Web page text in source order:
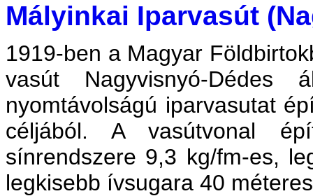
Mályinkai Iparvasút
1919-ben a Magyar
vasút Nagyvisnyó-Dédes
nyomtávolságú iparvasutat
céljából. A vasútvonal
sínrendszere 9,3 kg/fm-es,
legkisebb ívsugara 40